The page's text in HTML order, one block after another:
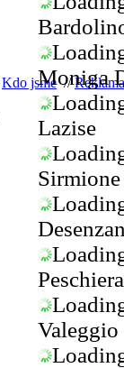
Moniga
Lazise
Sirmione
Kdo jsme//Reklama